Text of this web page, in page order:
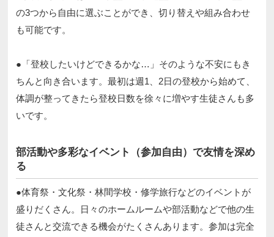
の3つから自由に選ぶことができ、切り替えや組み合わせ
も可能です。​​
●「登校したいけどできるかな…」そのような不安にもき
ちんと向き合います。最初は週1、2日の登校から始めて、
体調が整ってきたら登校日数を徐々に増やす生徒さんも多
いです。​
部活動や多彩なイベント（参加自由）で友情を深め
る
●体育祭・文化祭・林間学校・修学旅行などのイベントが
盛りだくさん。日々のホームルームや部活動などで他の生
徒さんと交流できる機会がたくさんあります。参加は完全